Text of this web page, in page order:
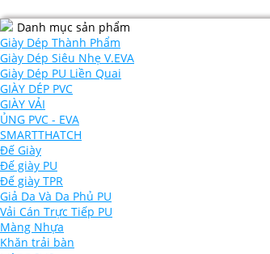
Danh mục sản phẩm
Giày Dép Thành Phẩm
Giày Dép Siêu Nhẹ V.EVA
Giày Dép PU Liền Quai
GIÀY DÉP PVC
GIÀY VẢI
ỦNG PVC - EVA
SMARTTHATCH
Đế Giày
Đế giày PU
Đế giày TPR
Giả Da Và Da Phủ PU
Vải Cán Trực Tiếp PU
Màng Nhựa
Khăn trải bàn